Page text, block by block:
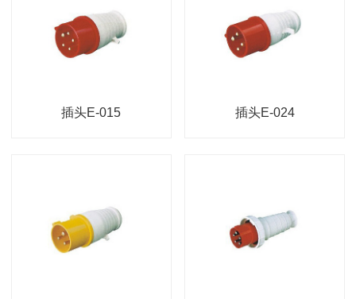
插头E-015 插头E-024